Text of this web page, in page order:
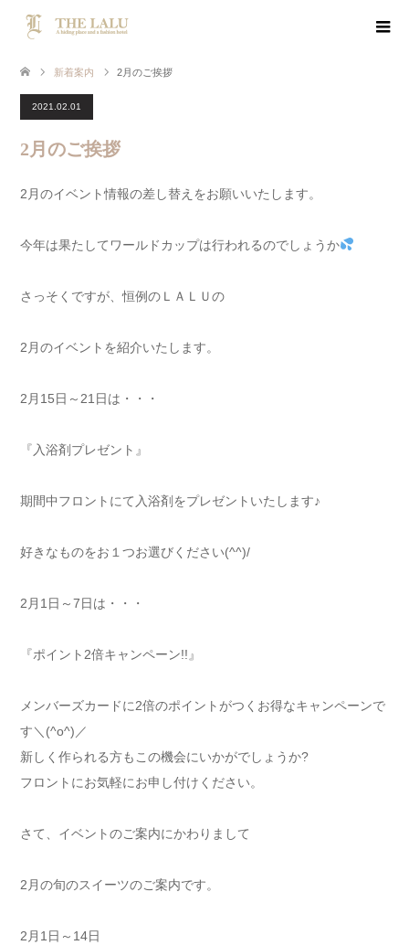
新着案内 2月のご挨拶
2021.02.01
2月のご挨拶
2月のイベント情報の差し替えをお願いいたします。
今年は果たしてワールドカップは行われるのでしょうか
さっそくですが、恒例のＬＡＬＵの
2月のイベントを紹介いたします。
2月15日～21日は・・・
『入浴剤プレゼント』
期間中フロントにて入浴剤をプレゼントいたします♪
好きなものをお１つお選びください(^^)/
2月1日～7日は・・・
『ポイント2倍キャンペーン!!』
メンバーズカードに2倍のポイントがつくお得なキャンペーンで
す＼(^o^)／
新しく作られる方もこの機会にいかがでしょうか?
フロントにお気軽にお申し付けください。
さて、イベントのご案内にかわりまして
2月の旬のスイーツのご案内です。
2月1日～14日